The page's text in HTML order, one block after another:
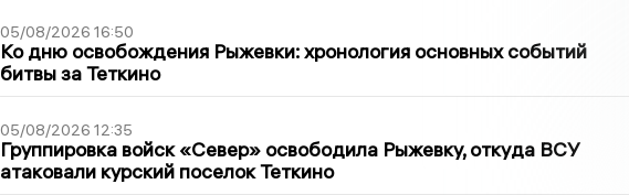
05/08/2026 16:50
Ко дню освобождения Рыжевки: хронология основных событий
битвы за Теткино
05/08/2026 12:35
Группировка войск «Север» освободила Рыжевку, откуда ВСУ
атаковали курский поселок Теткино